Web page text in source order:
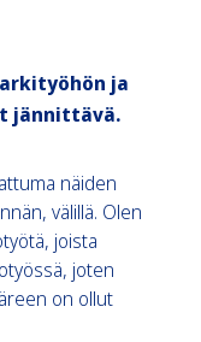
ja
jännittävä.
näiden
välillä. Olen
joista
joten
on ollut